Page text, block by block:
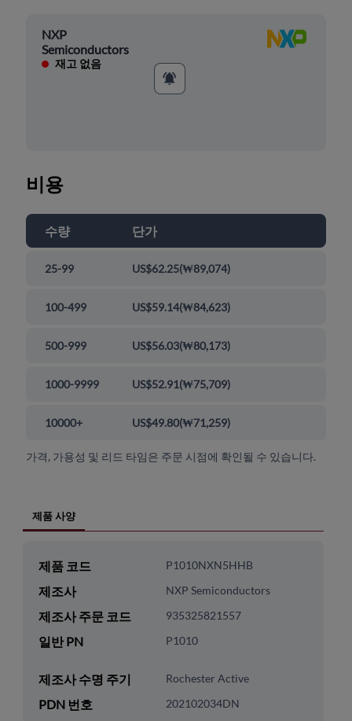
NXP
Semiconductors
재고 없음
비용
수량 단가
25-99 US$62.25(₩89,074)
100-499 US$59.14(₩84,623)
500-999 US$56.03(₩80,173)
1000-9999 US$52.91(₩75,709)
10000+ US$49.80(₩71,259)
가격, 가용성 및 리드 타임은 주문 시점에 확인될 수 있습니다.
제품 사양
제품 코드 P1010NXN5HHB
제조사 NXP Semiconductors
제조사 주문 코드 935325821557
일반 PN P1010
제조사 수명 주기 Rochester Active
PDN 번호 202102034DN